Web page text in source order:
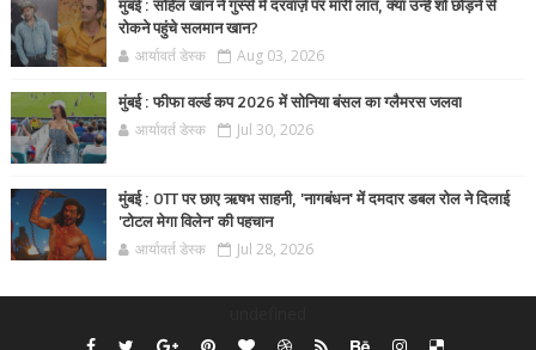
मुंबई : सोहेल खान ने गुस्से में दरवाज़े पर मारी लात, क्या उन्हें शो छोड़ने से
रोकने पहुंचे सलमान खान?
आर्यावर्त डेस्क Aug 03, 2026
मुंबई : फीफा वर्ल्ड कप 2026 में सोनिया बंसल का ग्लैमरस जलवा
आर्यावर्त डेस्क Jul 30, 2026
मुंबई : OTT पर छाए ऋषभ साहनी, 'नागबंधन' में दमदार डबल रोल ने दिलाई
'टोटल मेगा विलेन' की पहचान
आर्यावर्त डेस्क Jul 28, 2026